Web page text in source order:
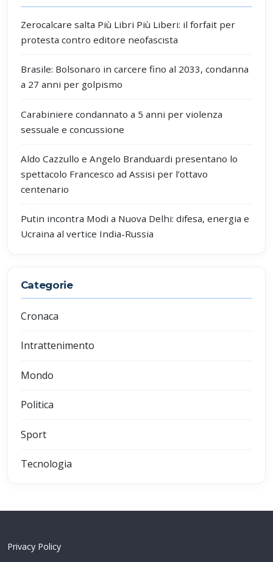
Zerocalcare salta Più Libri Più Liberi: il forfait per
protesta contro editore neofascista
Brasile: Bolsonaro in carcere fino al 2033, condanna
a 27 anni per golpismo
Carabiniere condannato a 5 anni per violenza
sessuale e concussione
Aldo Cazzullo e Angelo Branduardi presentano lo
spettacolo Francesco ad Assisi per l’ottavo
centenario
Putin incontra Modi a Nuova Delhi: difesa, energia e
Ucraina al vertice India-Russia
Categorie
Cronaca
Intrattenimento
Mondo
Politica
Sport
Tecnologia
Privacy Policy